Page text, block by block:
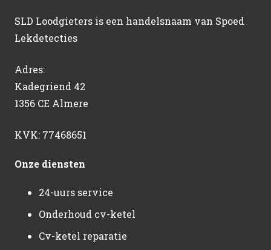
SLD Loodgieters is een handelsnaam van Spoed
Lekdetecties
Adres:
Kadegriend 42
1356 CE Almere
KVK: 77468651
Onze diensten
24-uurs service
Onderhoud cv-ketel
Cv-ketel reparatie